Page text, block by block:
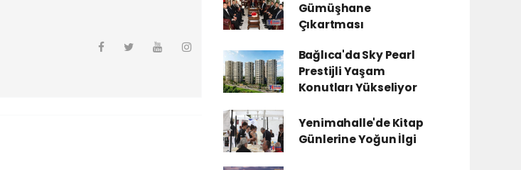
Gümüşhane
Çıkartması
Bağlıca'da Sky Pearl
Prestijli Yaşam
Konutları Yükseliyor
Yenimahalle'de Kitap
Günlerine Yoğun İlgi